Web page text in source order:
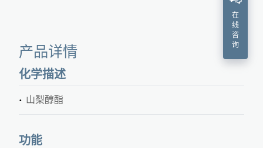
产品详情
化学描述
山梨醇酯
功能
在
线
咨
询